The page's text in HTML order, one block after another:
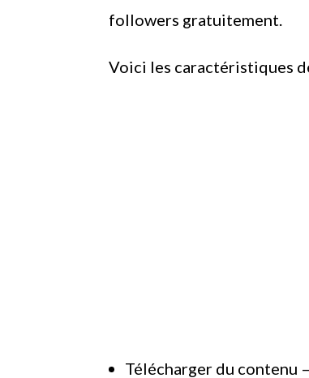
followers gratuitement.
Voici les caractéristiques
Télécharger du contenu